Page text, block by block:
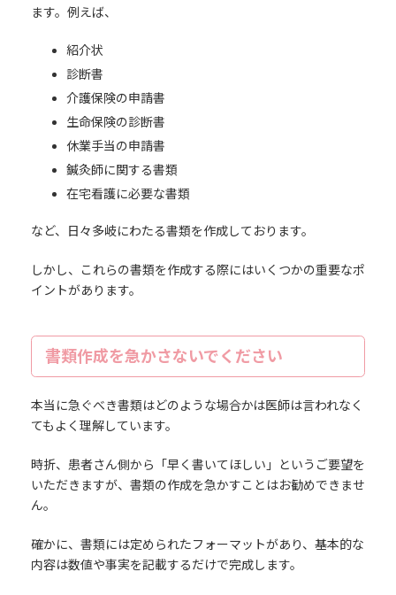
ます。例えば、
紹介状
診断書
介護保険の申請書
生命保険の診断書
休業手当の申請書
鍼灸師に関する書類
在宅看護に必要な書類
など、日々多岐にわたる書類を作成しております。
しかし、これらの書類を作成する際にはいくつかの重要なポ
イントがあります。
書類作成を急かさないでください
本当に急ぐべき書類はどのような場合かは医師は言われなく
てもよく理解しています。
時折、患者さん側から「早く書いてほしい」というご要望を
いただきますが、書類の作成を急かすことはお勧めできませ
ん。
確かに、書類には定められたフォーマットがあり、基本的な
内容は数値や事実を記載するだけで完成します。